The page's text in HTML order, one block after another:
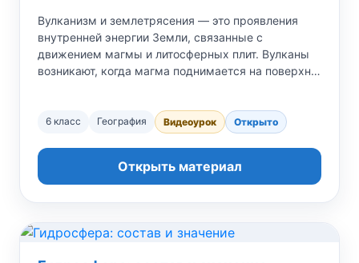
Вулканизм и землетрясения — это проявления
внутренней энергии Земли, связанные с
движением магмы и литосферных плит. Вулканы
возникают, когда магма поднимается на поверхн…
6 класс География Видеоурок Открыто
Открыть материал